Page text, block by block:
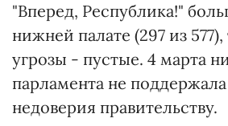
"Вперед, Республика!"
нижней палате (297 из 577),
угрозы - пустые. 4 марта
парламента не
недоверия правительству.